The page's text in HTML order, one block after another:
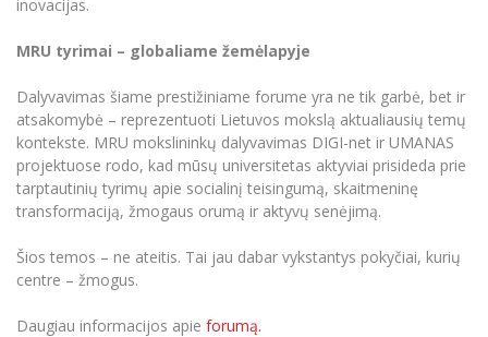
inovacijas.
MRU tyrimai – globaliame žemėlapyje
Dalyvavimas šiame prestižiniame forume yra ne tik garbė, bet ir
atsakomybė – reprezentuoti Lietuvos mokslą aktualiausių temų
kontekste. MRU mokslininkų dalyvavimas DIGI-net ir UMANAS
projektuose rodo, kad mūsų universitetas aktyviai prisideda prie
tarptautinių tyrimų apie socialinį teisingumą, skaitmeninę
transformaciją, žmogaus orumą ir aktyvų senėjimą.
Šios temos – ne ateitis. Tai jau dabar vykstantys pokyčiai, kurių
centre – žmogus.
Daugiau informacijos apie forumą.